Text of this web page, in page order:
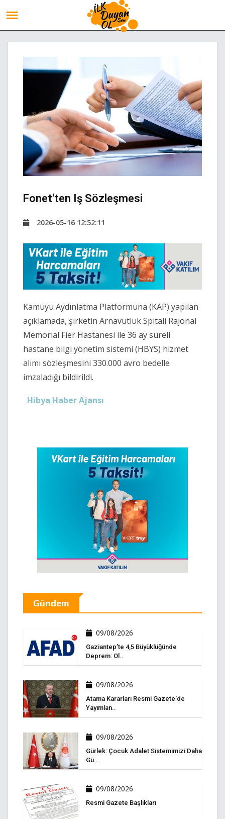
Fonet'ten Iş Sözleşmesi
2026-05-16 12:52:11
Kamuyu Aydınlatma Platformuna (KAP) yapılan
açıklamada, şirketin Arnavutluk Spitali Rajonal
Memorial Fier Hastanesi ile 36 ay süreli
hastane bilgi yönetim sistemi (HBYS) hizmet
alımı sözleşmesini 330.000 avro bedelle
imzaladığı bildirildi.
Hibya Haber Ajansı
Gündem
09/08/2026
Gaziantep’te 4,5 Büyüklüğünde
Deprem: Ol..
09/08/2026
Atama Kararları Resmi Gazete'de
Yayımlan..
09/08/2026
Gürlek: Çocuk Adalet Sistemimizi Daha
Gü..
09/08/2026
Resmi Gazete Başlıkları